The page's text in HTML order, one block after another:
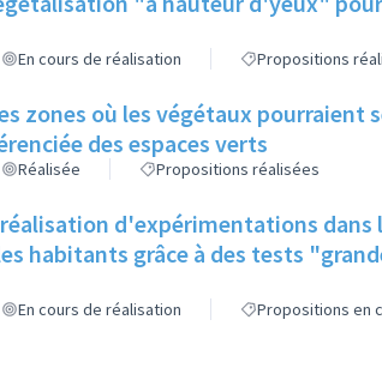
En cours de réalisation Propositions
zones où les végétaux pourraient
des espaces verts
Réalisée Propositions réalisées
réalisation d'expérimentations
habitants grâce à des tests
En cours de réalisation Propositions en